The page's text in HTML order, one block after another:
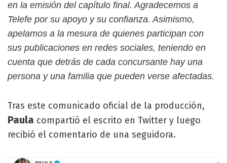
en la emisión del capítulo final. Agradecemos a
Telefe por su apoyo y su confianza. Asimismo,
apelamos a la mesura de quienes participan con
sus publicaciones en redes sociales, teniendo en
cuenta que detrás de cada concursante hay una
persona y una familia que pueden verse afectadas.
Tras este comunicado oficial de la producción,
Paula compartió el escrito en Twitter y luego
recibió el comentario de una seguidora.